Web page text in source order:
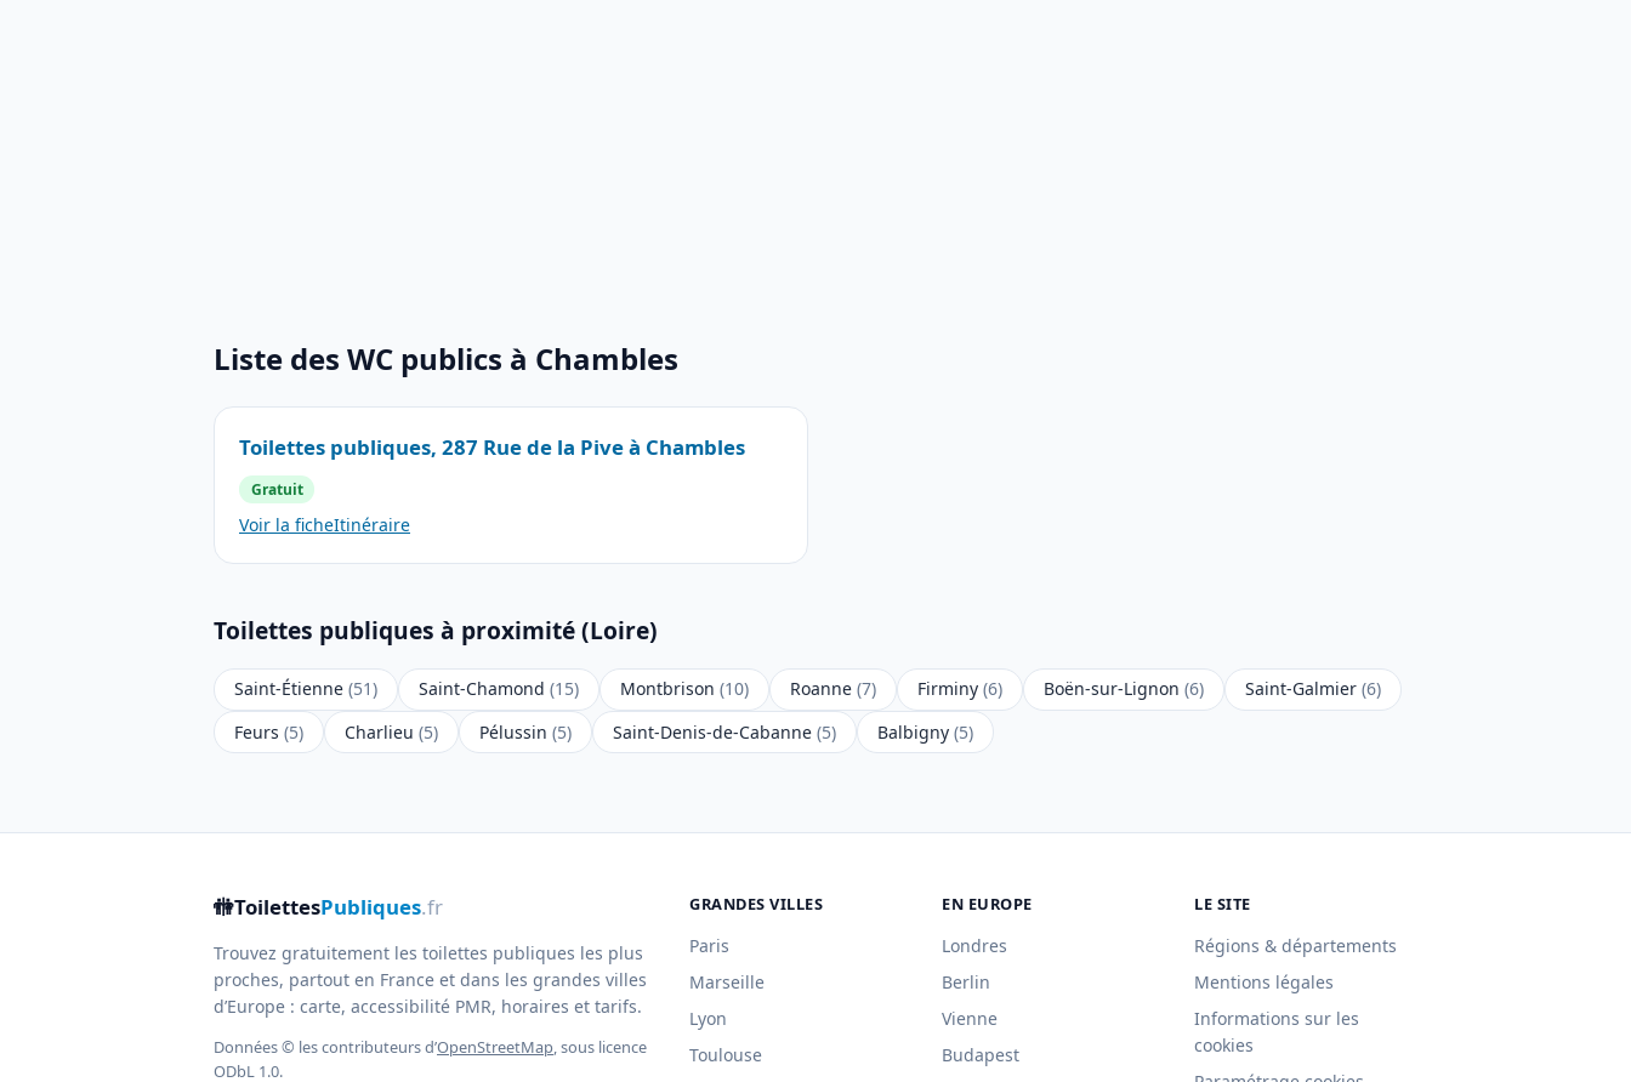
Liste des WC publics à Chambles
Toilettes publiques, 287 Rue de la Pive à Chambles
Gratuit
Voir la ficheItinéraire
Toilettes publiques à proximité (Loire)
Saint-Étienne (51) Saint-Chamond (15) Montbrison (10) Roanne (7) Firminy (6) Boën-sur-Lignon (6) Saint-Galmier (6)
Feurs (5) Charlieu (5) Pélussin (5) Saint-Denis-de-Cabanne (5) Balbigny (5)
🚻ToilettesPubliques.fr
Trouvez gratuitement les toilettes publiques les plus
proches, partout en France et dans les grandes villes
d’Europe : carte, accessibilité PMR, horaires et tarifs.
Données © les contributeurs d’OpenStreetMap, sous licence
ODbL 1.0.
GRANDES VILLES
Paris
Marseille
Lyon
Toulouse
EN EUROPE
Londres
Berlin
Vienne
Budapest
LE SITE
Régions & départements
Mentions légales
Informations sur les
cookies